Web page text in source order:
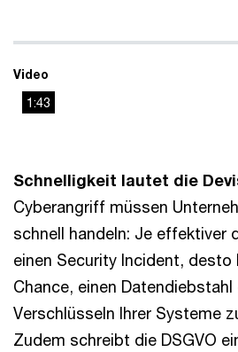
Video
1:43
Schnelligkeit lautet die
Cyberangriff müssen
schnell handeln: Je effektiver
einen Security Incident, desto
Chance, einen
Verschlüsseln Ihrer Systeme
Zudem schreibt die DSGVO